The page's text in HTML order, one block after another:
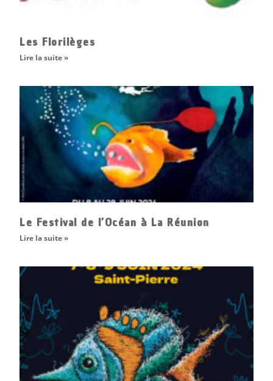
Les Florilèges
Lire la suite »
Le Festival de l’Océan à La Réunion
Lire la suite »